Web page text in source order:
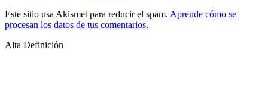
Este sitio usa Akismet para reducir el spam. Aprende cómo se
procesan los datos de tus comentarios.
Alta Definición